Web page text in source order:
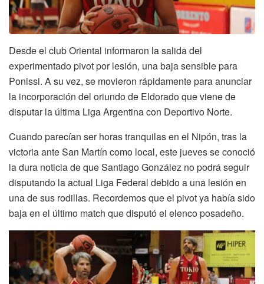
Desde el club Oriental informaron la salida del
experimentado pivot por lesión, una baja sensible para
Ponissi. A su vez, se movieron rápidamente para anunciar
la incorporación del oriundo de Eldorado que viene de
disputar la última Liga Argentina con Deportivo Norte.
Cuando parecían ser horas tranquilas en el Nipón, tras la
victoria ante San Martín como local, este jueves se conoció
la dura noticia de que Santiago González no podrá seguir
disputando la actual Liga Federal debido a una lesión en
una de sus rodillas. Recordemos que el pivot ya había sido
baja en el último match que disputó el elenco posadeño.